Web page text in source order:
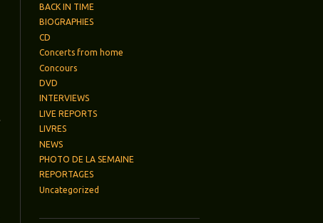
BACK IN TIME
BIOGRAPHIES
CD
Concerts from home
Concours
DVD
INTERVIEWS
LIVE REPORTS
LIVRES
NEWS
PHOTO DE LA SEMAINE
REPORTAGES
Uncategorized